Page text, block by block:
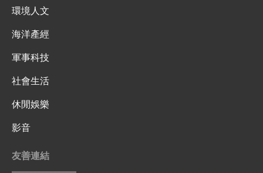
環境人文
海洋產經
軍事科技
社會生活
休閒娛樂
影音
友善連結